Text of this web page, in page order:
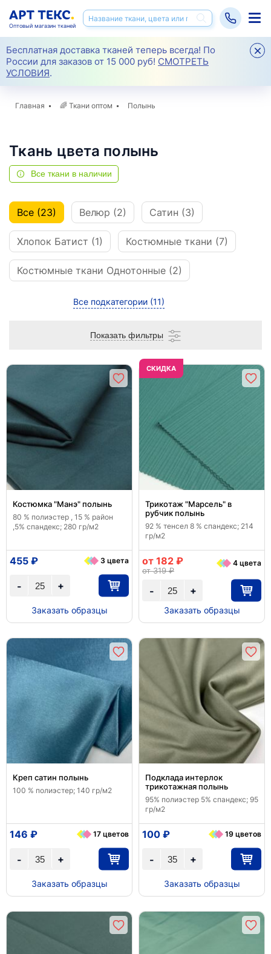
Бесплатная доставка тканей теперь всегда! По
России для заказов от 15 000 руб! СМОТРЕТЬ
УСЛОВИЯ.
Оптовый магазин тканей
Главная 🌈 Ткани оптом Полынь
Ткань цвета полынь
Все ткани в наличии
Все (23) Велюр (2) Сатин (3)
Хлопок Батист (1) Костюмные ткани (7)
Костюмные ткани Однотонные (2)
Все подкатегории (11)
Показать фильтры
Костюмка "Манэ" полынь
80 % полиэстер , 15 % район
,5% спандекс; 280 гр/м2
+
-
455 ₽ 3 цвета
Заказать образцы
CКИДКА
Трикотаж "Марсель" в
рубчик полынь
92 % тенсел 8 % спандекс; 214
гр/м2
+
-
от 182 ₽
от 319 ₽
4 цвета
Заказать образцы
Креп сатин полынь
100 % полиэстер; 140 гр/м2
+
-
146 ₽ 17 цветов
Заказать образцы
Подклада интерлок
трикотажная полынь
95% полиэстер 5% спандекс; 95
гр/м2
+
-
100 ₽ 19 цветов
Заказать образцы